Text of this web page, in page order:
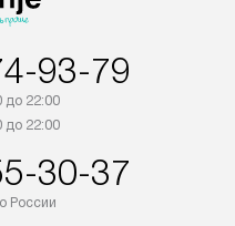
подключения к
определяется
93-79
до 22:00
до 22:00
30-37
России